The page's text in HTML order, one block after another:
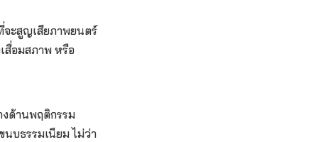
จะสูญเสียภาพยนตร์
สื่อมสภาพ หรือ
งด้านพฤติกรรม
บธรรมเนียม ไม่ว่า